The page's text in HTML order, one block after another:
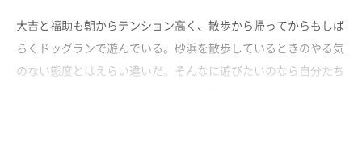
大吉と福助も朝からテンション高く、散歩から帰ってからもしば
らくドッグランで遊んでいる。砂浜を散歩しているときのやる気
のない態度とはえらい違いだ。そんなに遊びたいのなら自分たち